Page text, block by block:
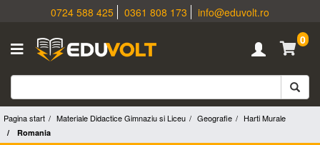
0724 588 425 0361 808 173
info@eduvolt.ro
0
Pagina start Materiale Didactice Gimnaziu si Liceu Geografie Harti Murale
Romania